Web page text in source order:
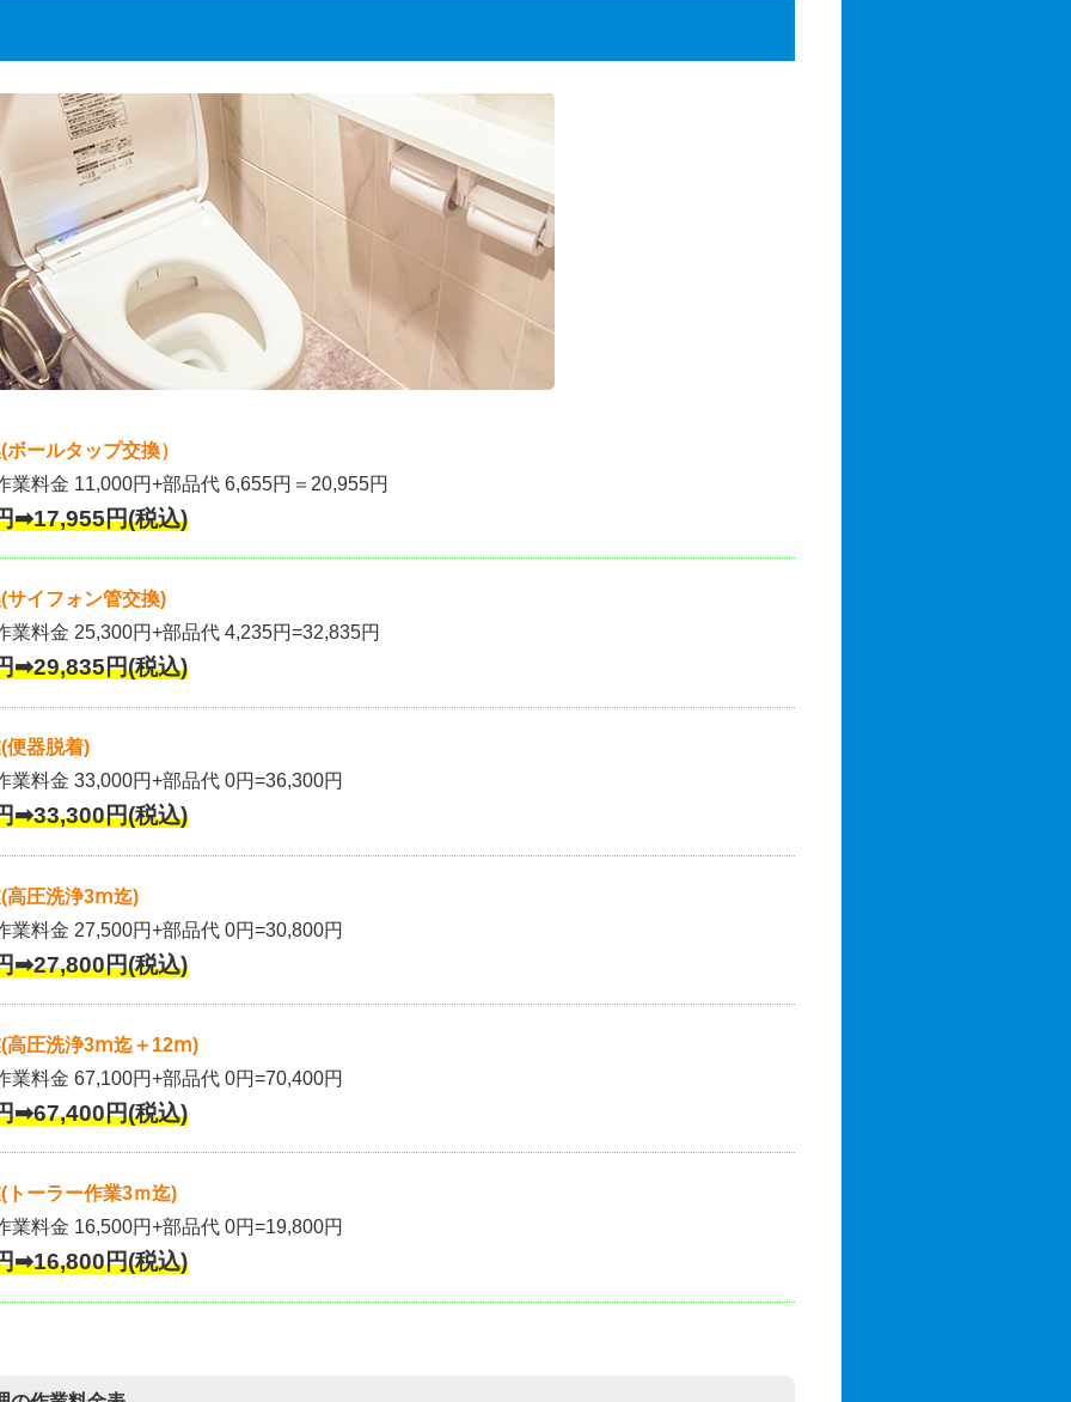
ールタップ交換）
業料金 11,000円+部品代 6,655円＝20,955円
➡17,955円(税込)
サイフォン管交換)
業料金 25,300円+部品代 4,235円=32,835円
➡29,835円(税込)
便器脱着)
業料金 33,000円+部品代 0円=36,300円
➡33,300円(税込)
高圧洗浄3ⅿ迄)
業料金 27,500円+部品代 0円=30,800円
➡27,800円(税込)
(高圧洗浄3ⅿ迄＋12ⅿ)
業料金 67,100円+部品代 0円=70,400円
➡67,400円(税込)
トーラー作業3ｍ迄)
業料金 16,500円+部品代 0円=19,800円
➡16,800円(税込)